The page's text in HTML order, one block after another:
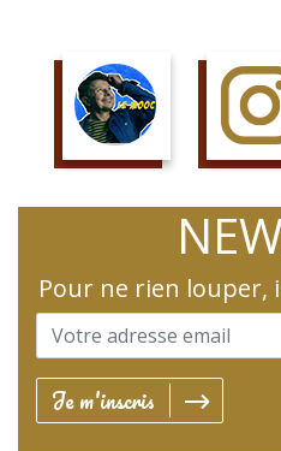
Pour ne rien louper,
Je m'inscris